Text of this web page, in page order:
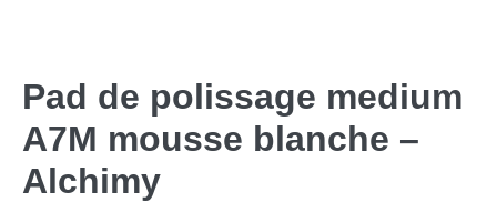
Pad de polissage medium
A7M mousse blanche –
Alchimy